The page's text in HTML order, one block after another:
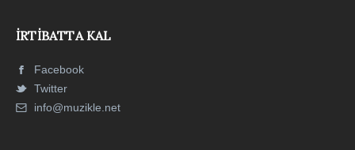
İRTIBATTA KAL
Facebook
Twitter
info@muzikle.net